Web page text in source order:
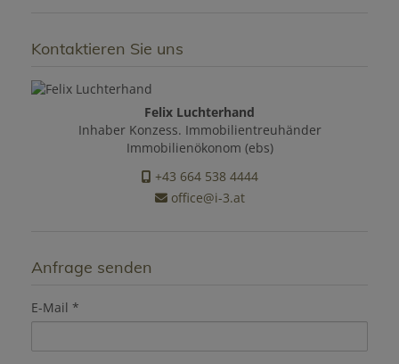
Kontaktieren Sie uns
Felix Luchterhand
Inhaber Konzess. Immobilientreuhänder
Immobilienökonom (ebs)
+43 664 538 4444
office@i-3.at
Anfrage senden
E-Mail